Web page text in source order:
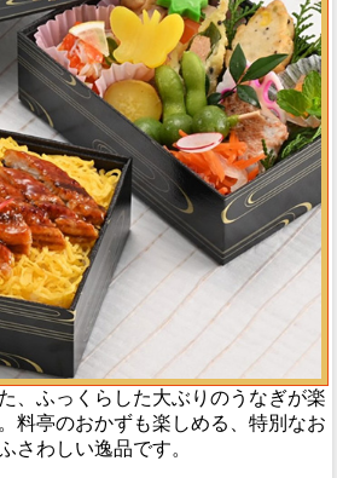
、ふっくらした大ぶりのうなぎが楽
料亭のおかずも楽しめる、特別なお
さわしい逸品です。